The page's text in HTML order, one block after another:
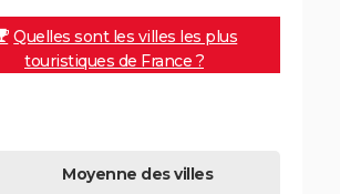
Quelles sont les villes les plus
touristiques de France ?
Moyenne des villes